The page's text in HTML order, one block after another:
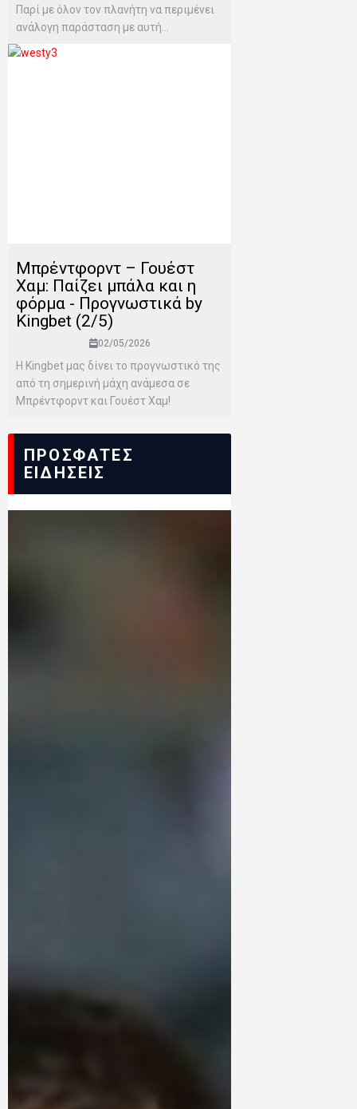
Παρί με όλον τον πλανήτη να περιμένει
ανάλογη παράσταση με αυτή...
Μπρέντφορντ – Γουέστ
Χαμ: Παίζει μπάλα και η
φόρμα - Προγνωστικά by
Kingbet (2/5)
02/05/2026
Η Kingbet μας δίνει το προγνωστικό της
από τη σημερινή μάχη ανάμεσα σε
Μπρέντφορντ και Γουέστ Χαμ!
ΠΡΟΣΦΑΤΕΣ
ΕΙΔΗΣΕΙΣ